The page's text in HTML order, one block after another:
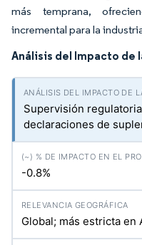
más temprana,
incremental para la
Análisis del Impacto de
Supervisión
declaraciones de
-0.8%
Global; más estricta en